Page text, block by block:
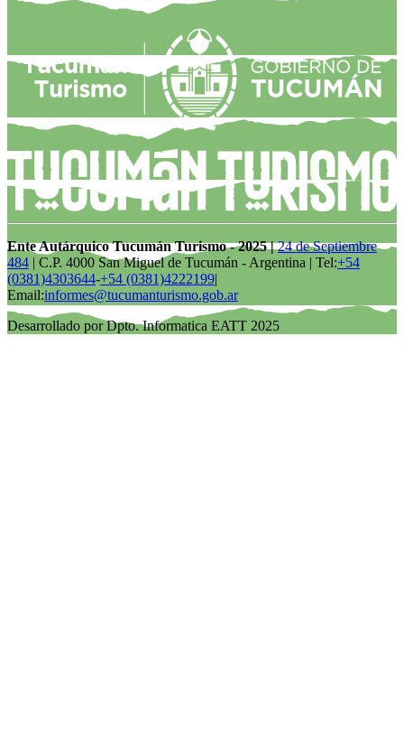
Ente Autárquico Tucumán Turismo - 2025 |24 de Septiembre
484 | C.P. 4000 San Miguel de Tucumán - Argentina | Tel:+54
(0381)4303644-+54 (0381)4222199|
Email:informes@tucumanturismo.gob.ar
Desarrollado por Dpto. Informatica EATT 2025